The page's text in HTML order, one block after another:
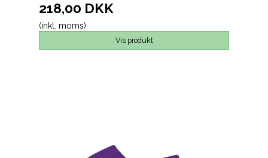
218,00 DKK
(inkl. moms)
Vis produkt